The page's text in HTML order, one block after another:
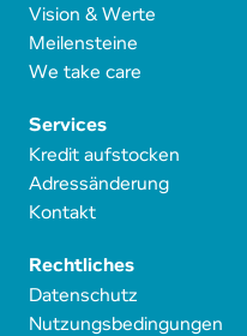
Vision & Werte
Meilensteine
We take care
Services
Kredit aufstocken
Adressänderung
Kontakt
Rechtliches
Datenschutz
Nutzungsbedingungen